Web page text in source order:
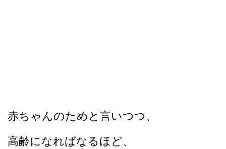
赤ちゃんのためと言いつつ、
高齢になればなるほど、